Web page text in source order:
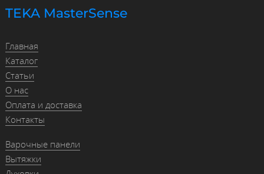
TEKA MasterSense
Главная
Каталог
Статьи
О нас
Оплата и доставка
Контакты
Варочные панели
Вытяжки